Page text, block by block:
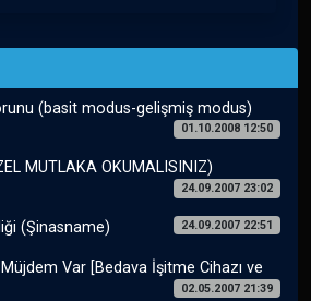
(basit modus-gelişmiş modus)
01.10.2008 12:50
MUTLAKA OKUMALISINIZ)
24.09.2007 23:02
(Şinasname) 24.09.2007 22:51
Var [Bedava İşitme Cihazı ve
02.05.2007 21:39